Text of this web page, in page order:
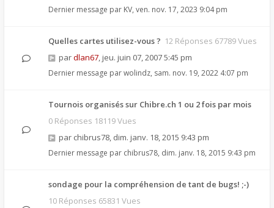
Dernier message par KV, ven. nov. 17, 2023 9:04 pm
Quelles cartes utilisez-vous ? 12 Réponses 67789 Vues
pardlan67, jeu. juin 07, 2007 5:45 pm
Dernier message parwolindz, sam. nov. 19, 2022 4:07 pm
Tournois organisés sur Chibre.ch 1 ou 2 fois par mois
0 Réponses 18119 Vues
par chibrus78, dim. janv. 18, 2015 9:43 pm
Dernier message par chibrus78, dim. janv. 18, 2015 9:43 pm
sondage pour la compréhension de tant de bugs! ;-)
10 Réponses 65831 Vues